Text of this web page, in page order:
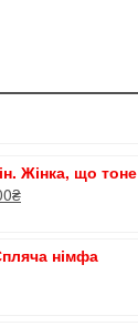
Жінка, що тоне
₴Поточна
німфа